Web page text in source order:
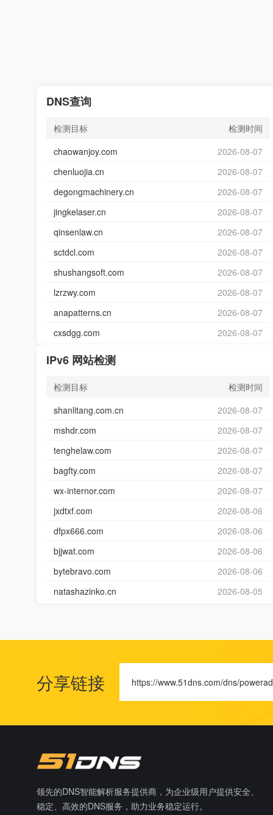
DNS查询
检测目标
检测时间
chaowanjoy.com
2026-08-07
chenluojia.cn
2026-08-07
degongmachinery.cn
2026-08-07
jingkelaser.cn
2026-08-07
qinsenlaw.cn
2026-08-07
sctdcl.com
2026-08-07
shushangsoft.com
2026-08-07
lzrzwy.com
2026-08-07
anapatterns.cn
2026-08-07
cxsdgg.com
2026-08-07
IPv6 网站检测
检测目标
检测时间
shanlitang.com.cn
2026-08-07
mshdr.com
2026-08-07
tenghelaw.com
2026-08-07
bagfty.com
2026-08-07
wx-internor.com
2026-08-07
jxdtxf.com
2026-08-06
dfpx666.com
2026-08-06
bjjwat.com
2026-08-06
bytebravo.com
2026-08-06
natashazinko.cn
2026-08-05
分享链接 https://www.51dns.com/dns/
领先的DNS智能解析服务提供商，为企业级用户提供安全、
稳定、高效的DNS服务，助力业务稳定运行。